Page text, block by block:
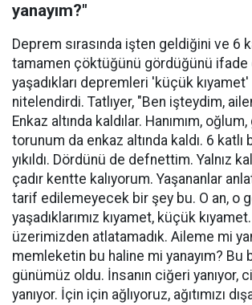
yanayım?"
Deprem sırasında işten geldiğini ve 6
tamamen çöktüğünü gördüğünü ifade
yaşadıkları depremleri 'küçük
nitelendirdi. Tatlıyer, "Ben işteydim,
Enkaz altında kaldılar. Hanımım,
torunum da enkaz altında kaldı. 6 katlı
yıkıldı. Dördünü de defnettim. Yalnız
çadır kentte kalıyorum. Yaşananlar
tarif edilemeyecek bir şey bu. O an, o
yaşadıklarımız kıyamet, küçük
üzerimizden atlatamadık. Aileme mi
memleketin bu haline mi yanayım? Bu
günümüz oldu. İnsanın ciğeri yanıyor,
yanıyor. İçin için ağlıyoruz, ağıtımızı